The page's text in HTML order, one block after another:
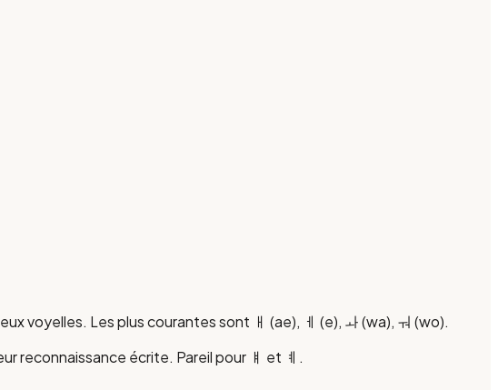
voyelles. Les plus courantes sont ㅐ (ae), ㅔ (e), ㅘ (wa), ㅝ (wo).
reconnaissance écrite. Pareil pour ㅒ et ㅖ.